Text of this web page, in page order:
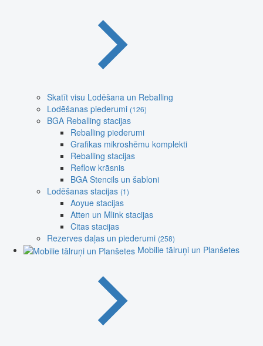
Skatīt visu Lodēšana un Reballing
Lodēšanas piederumi (126)
BGA Reballing stacijas
Reballing piederumi
Grafikas mikroshēmu komplekti
Reballing stacijas
Reflow krāsnis
BGA Stencils un šabloni
Lodēšanas stacijas (1)
Aoyue stacijas
Atten un Mlink stacijas
Citas stacijas
Rezerves daļas un piederumi (258)
Mobilie tālruņi un Planšetes